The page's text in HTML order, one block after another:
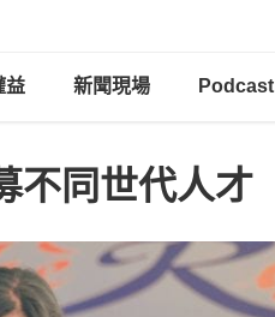
益 新聞現場 Podcast
不同世代人才